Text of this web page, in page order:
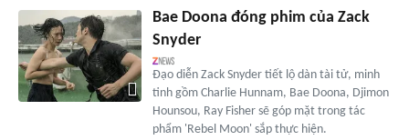
Bae Doona đóng phim của Zack
Snyder
Đạo diễn Zack Snyder tiết lộ dàn tài tử, minh
tinh gồm Charlie Hunnam, Bae Doona, Djimon
Hounsou, Ray Fisher sẽ góp mặt trong tác
phẩm 'Rebel Moon' sắp thực hiện.